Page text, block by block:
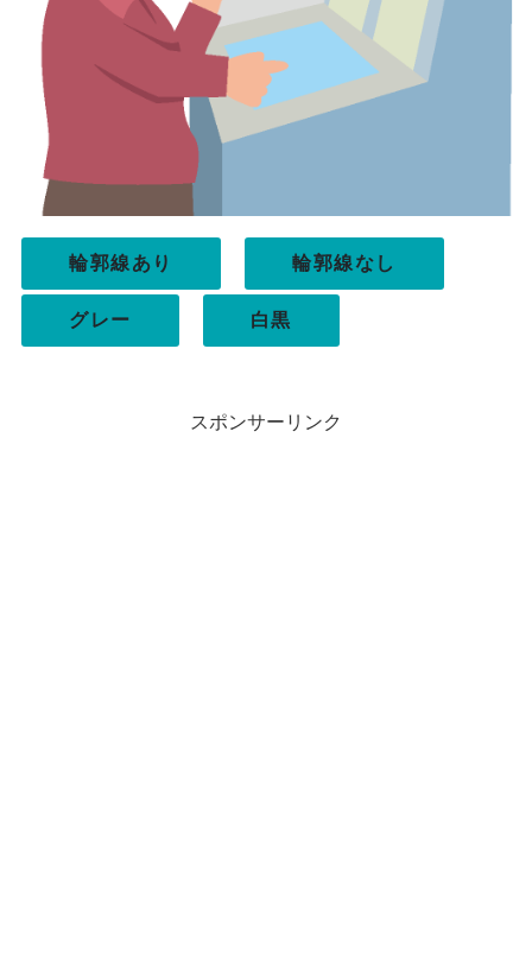
輪郭線あり 輪郭線なし
グレー 白黒
スポンサーリンク